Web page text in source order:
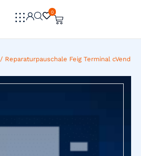
0
0
/ Reparaturpauschale Feig Terminal cVend